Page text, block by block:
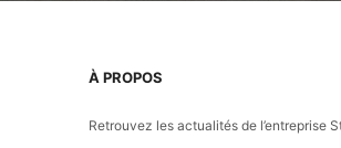
À PROPOS
Retrouvez les actualités de l’entreprise